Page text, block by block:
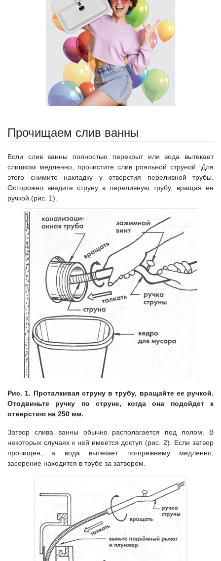
Прочищаем слив ванны
Если слив ванны полностью перекрыт или вода вытекает
слишком медленно, прочистите слив рояльной струной. Для
этого снимите накладку у отверстия переливной трубы.
Осторожно введите струну в переливную трубу, вращая ее
ручкой (рис. 1).
Рис. 1. Проталкивая струну в трубу, вращайте ее ручкой.
Отодвиньте ручку по струне, когда она подойдет к
отверстию на 250 мм.
Затвор слива ванны обычно располагается под полом. В
некоторых случаях к ней имеется доступ (рис. 2). Если затвор
прочищен, а вода вытекает по-прежнему медленно,
засорение находится в трубе за затвором.